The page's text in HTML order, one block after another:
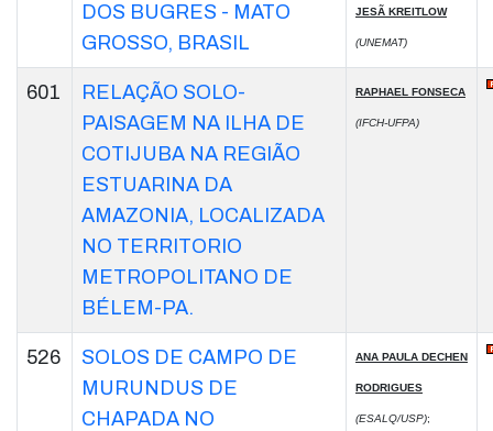
DOS BUGRES - MATO
GROSSO, BRASIL
JESÃ KREITLOW
(UNEMAT)
601
RELAÇÃO SOLO-
PAISAGEM NA ILHA DE
COTIJUBA NA REGIÃO
ESTUARINA DA
AMAZONIA, LOCALIZADA
NO TERRITORIO
METROPOLITANO DE
BÉLEM-PA.
RAPHAEL FONSECA
(IFCH-UFPA)
526
SOLOS DE CAMPO DE
MURUNDUS DE
CHAPADA NO
ANA PAULA DECHEN
RODRIGUES
(ESALQ/USP);